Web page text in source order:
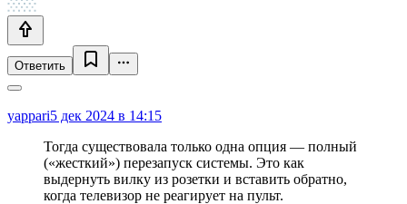
Ответить
yappari5 дек 2024 в 14:15
Тогда существовала только одна опция — полный
(«жесткий») перезапуск системы. Это как
выдернуть вилку из розетки и вставить обратно,
когда телевизор не реагирует на пульт.